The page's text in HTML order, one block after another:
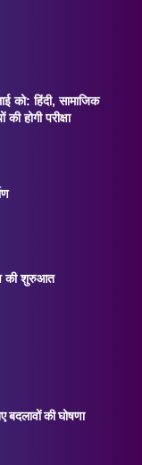
को: हिंदी, सामाजिक
होगी परीक्षा
की शुरुआत
बदलावों की घोषणा